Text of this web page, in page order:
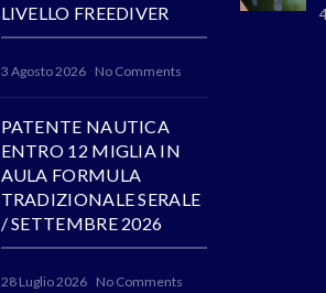
LIVELLO FREEDIVER
3 Agosto 2026 No Comments
PATENTE NAUTICA
ENTRO 12 MIGLIA IN
AULA FORMULA
TRADIZIONALE SERALE
/ SETTEMBRE 2026
28 Luglio 2026 No Comments